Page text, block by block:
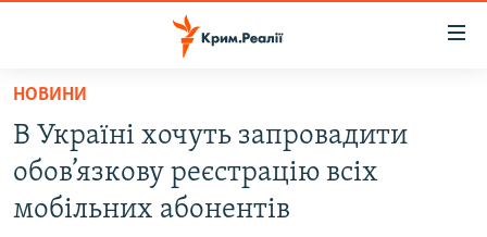
Перейти
основного
матеріалу
Перейти
до
ВОДА.КРИМ
ВІДЕО ТА ФОТО
НОВИНИ
В Україні хочуть запровадити
обов’язкову реєстрацію всіх
мобільних абонентів